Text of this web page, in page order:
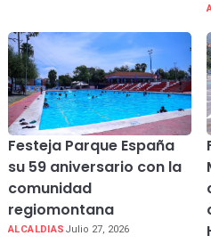
Festeja Parque España
su 59 aniversario con la
comunidad
regiomontana
ALCALDIAS Julio 27, 2026